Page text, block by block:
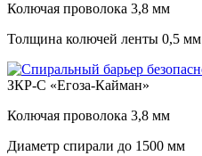
Колючая проволока 3,8 мм
Толщина колючей ленты 0,5 мм
ЗКР-С «Егоза-Кайман»
Колючая проволока 3,8 мм
Диаметр спирали до 1500 мм